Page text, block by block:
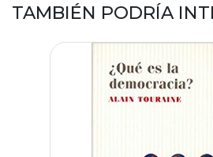
TAMBIÉN PODRÍA